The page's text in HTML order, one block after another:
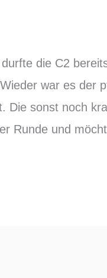
die C2
war es der
Die sonst noch
Runde und